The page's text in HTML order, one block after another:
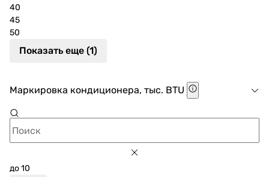
40
45
50
Показать еще (1)
Маркировка кондиционера, тыс. BTU
до 10